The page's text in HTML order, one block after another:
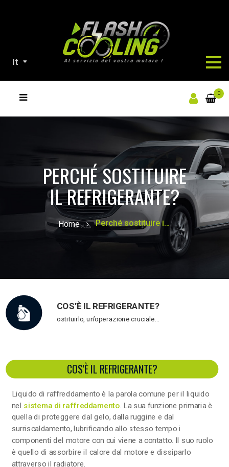
It
0
PERCHÉ SOSTITUIRE
IL REFRIGERANTE?
Home Perché sostituire il refrigerante?
COS’È IL REFRIGERANTE?
ostituirlo, un’operazione cruciale…
COS’È IL REFRIGERANTE?
Liquido di raffreddamento è la parola comune per il liquido
nel sistema di raffreddamento . La sua funzione primaria è
quella di proteggere dal gelo, dalla ruggine e dal
surriscaldamento, lubrificando allo stesso tempo i
componenti del motore con cui viene a contatto. Il suo ruolo
è quello di assorbire il calore dal motore e dissiparlo
attraverso il radiatore.